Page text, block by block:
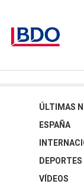
ÚLTIMAS
ESPAÑA
DEPORTES
VÍDEOS